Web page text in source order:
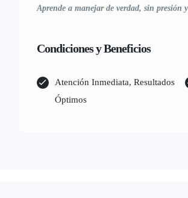
Aprende a manejar de verdad, sin presión
Condiciones y Beneficios
Atención Inmediata, Resultados
Óptimos